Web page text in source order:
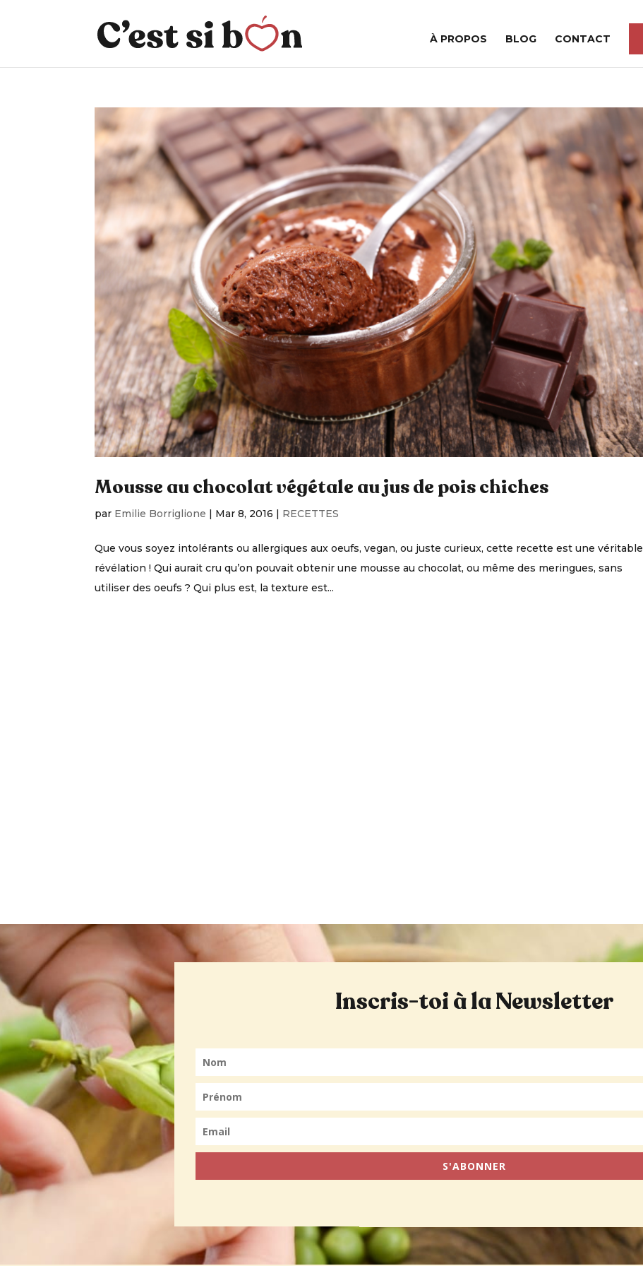
À PROPOS BLOG CONTACT
Mousse au chocolat végétale au jus de pois chiches
par Emilie Borriglione | Mar 8, 2016 | RECETTES
Que vous soyez intolérants ou allergiques aux oeufs, vegan, ou juste curieux, cette recette est une véritable
révélation ! Qui aurait cru qu’on pouvait obtenir une mousse au chocolat, ou même des meringues, sans
utiliser des oeufs ? Qui plus est, la texture est...
Inscris-toi à la Newsletter
S'ABONNER